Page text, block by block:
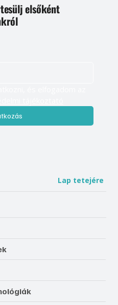
elsőként
Lap tetejére